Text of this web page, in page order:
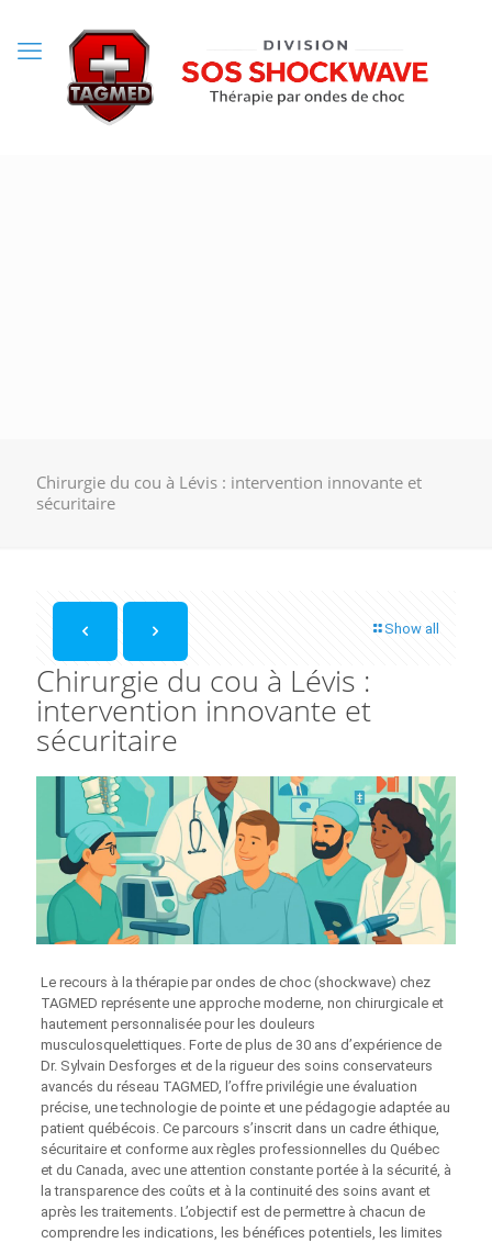
Chirurgie du cou à Lévis : intervention innovante et
sécuritaire
Show all
Chirurgie du cou à Lévis :
intervention innovante et
sécuritaire
Le recours à la thérapie par ondes de choc (shockwave) chez
TAGMED représente une approche moderne, non chirurgicale et
hautement personnalisée pour les douleurs
musculosquelettiques. Forte de plus de 30 ans d’expérience de
Dr. Sylvain Desforges et de la rigueur des soins conservateurs
avancés du réseau TAGMED, l’offre privilégie une évaluation
précise, une technologie de pointe et une pédagogie adaptée au
patient québécois. Ce parcours s’inscrit dans un cadre éthique,
sécuritaire et conforme aux règles professionnelles du Québec
et du Canada, avec une attention constante portée à la sécurité, à
la transparence des coûts et à la continuité des soins avant et
après les traitements. L’objectif est de permettre à chacun de
comprendre les indications, les bénéfices potentiels, les limites